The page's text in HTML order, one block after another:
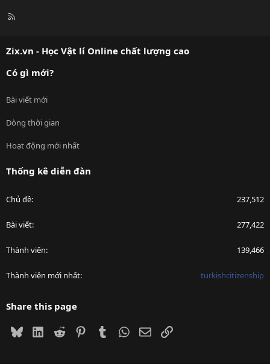
R
Zix.vn - Học Vật lí Online chất lượng cao
Có gì mới?
Bài viết mới
Dòng thời gian
Hoạt động mới nhất
Thống kê diễn đàn
Chủ đề 237,512
Bài viết 277,422
Thành viên 139,466
Thành viên mới nhất turkishcitizenship
Share this page
BlueskyLinkedIn
Reddit PinterestTumblrWhatsApp
EmailLink